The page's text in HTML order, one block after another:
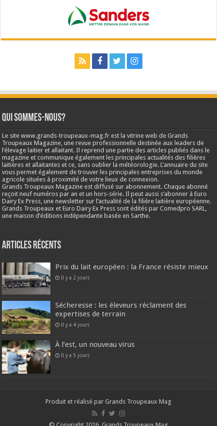
Qui sommes-nous?
Le site www.grands-troupeaux-mag.fr est la vitrine web de Grands
Troupeaux Magazine, une revue professionnelle destinée aux leaders de
l’élevage laitier et allaitant. Il reprend une partie des articles publiés dans le
magazine et communique également les principales actualités des filières
laitières et allaitantes et ce, sans oublier la météorologie. L’annuaire du site
vous permet également de trouver les principales entreprises du monde
agricole situées à proximité de votre lieux de connexion.
Grands Troupeaux Magazine est diffusé sur abonnement. Chaque abonné
reçoit neuf numéros par an et un hors-série. Il peut aussi s’abonner à Euro
Dairy Ex Press, une newsletter sur l’actualité de la filière laitière européenne.
Grands Troupeaux et Euro Dairy Ex Press sont édités par Comedpro SARL,
une maison d’éditions indépendante basée en Sarthe.
Articles récents
Prix du lait européen : la France résiste mieux
Il y a 2 jours
Sécheresse : les éleveurs réclament des
expertises de terrain
Il y a 4 jours
À l’est, un nouveau virus
Il y a 5 jours
Produit et réalisé par Grands Troupeaux Mag